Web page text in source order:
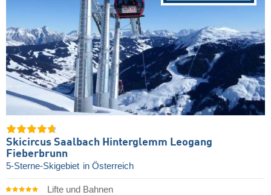
Skicircus Saalbach Hinterglemm Leogang
Fieberbrunn
5-Sterne-Skigebiet in Österreich
Lifte und Bahnen